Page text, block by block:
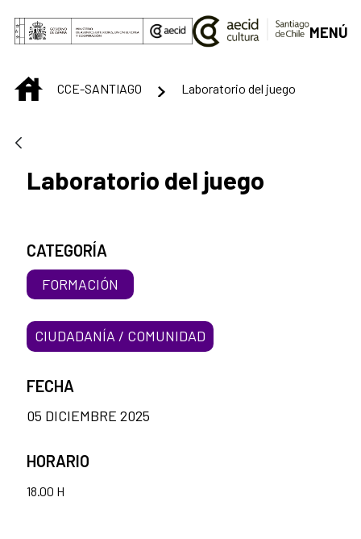
Saltar al contenido principal
MENÚ
INICIOCCE-SANTIAGO Laboratorio del juego
Laboratorio del juego
CATEGORÍA
FORMACIÓN
CIUDADANÍA / COMUNIDAD
FECHA
05 DICIEMBRE 2025
HORARIO
18.00 H